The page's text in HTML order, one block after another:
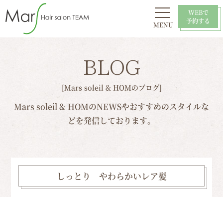
MENU
WEBで
予約する
BLOG
[Mars soleil & HOMのブログ]
Mars soleil & HOMのNEWSやおすすめのスタイルな
どを発信しております。
しっとり やわらかいレア髪